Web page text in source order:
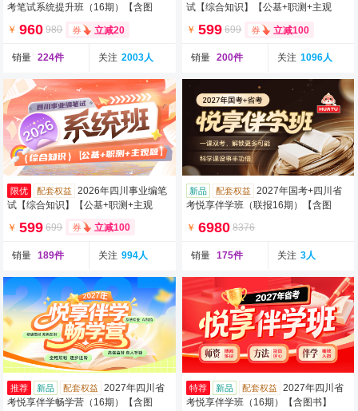
考笔试系统提升班（16期）【含图
￥ 960 980 立减20
销量 224件 关注 2003人
试【综合知识】【公基+职测+主观
题】系统班（第二期）（含图书）
￥ 599 699 立减100
销量 200件 关注 1096人
限优 配套权益
2026年四川事业编笔
试【综合知识】【公基+职测+主观
题】系统班（第二期）（含图书）
￥ 599 699 立减100
销量 189件 关注 994人
新品 配套权益
2027年国考+四川省
考悦享伴学班（联报16期）【含图
￥ 6980 8376
销量 175件 关注 3人
推荐 新品 配套权益
2027年四川省
考悦享伴学畅学营（16期）【含图
特荐 新品 配套权益
2027年四川省
考悦享伴学班（16期）【含图书】